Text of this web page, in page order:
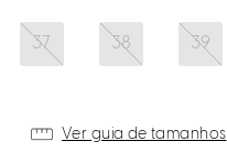
37 38 39
Ver guia de tamanhos